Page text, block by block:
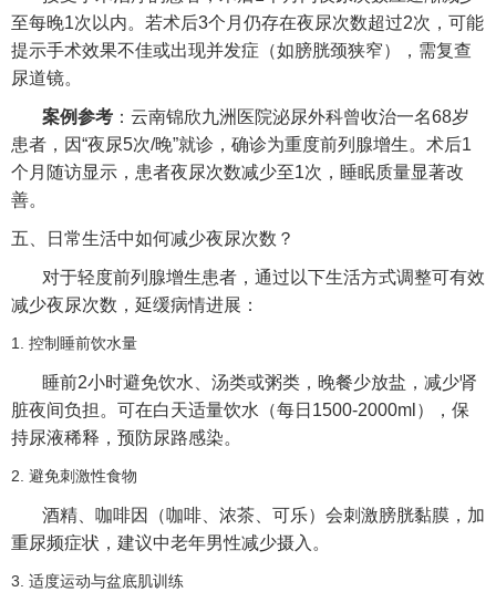
至每晚1次以内。若术后3个月仍存在夜尿次数超过2次，可能
提示手术效果不佳或出现并发症（如膀胱颈狭窄），需复查
尿道镜。
案例参考 ：云南锦欣九洲医院泌尿外科曾收治一名68岁
患者，因“夜尿5次/晚”就诊，确诊为重度前列腺增生。术后1
个月随访显示，患者夜尿次数减少至1次，睡眠质量显著改
善。
五、日常生活中如何减少夜尿次数？
对于轻度前列腺增生患者，通过以下生活方式调整可有效
减少夜尿次数，延缓病情进展：
1. 控制睡前饮水量
睡前2小时避免饮水、汤类或粥类，晚餐少放盐，减少肾
脏夜间负担。可在白天适量饮水（每日1500-2000ml），保
持尿液稀释，预防尿路感染。
2. 避免刺激性食物
酒精、咖啡因（咖啡、浓茶、可乐）会刺激膀胱黏膜，加
重尿频症状，建议中老年男性减少摄入。
3. 适度运动与盆底肌训练